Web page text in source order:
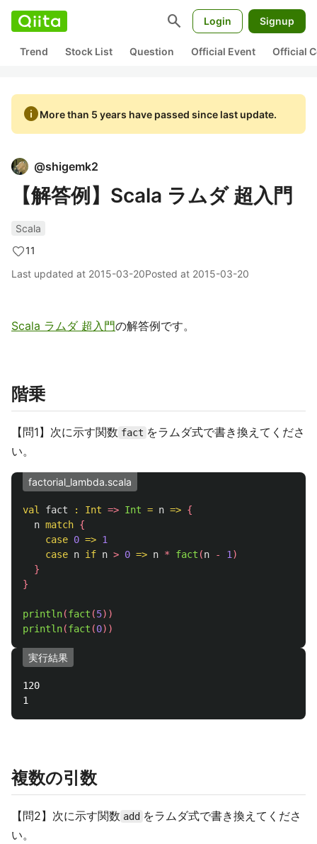
search Login Signup
Trend Stock List Question Official Event Official
infoMore than 5 years have passed since last update.
@shigemk2
【解答例】Scala ラムダ 超入門
Scala
11
Last updated at 2015-03-20Posted at 2015-03-20
Scala ラムダ 超入門の解答例です。
階乗
【問1】次に示す関数 fact をラムダ式で書き換えてくださ
い。
factorial_lambda.scala
val fact : Int => Int = n => {
n match {
case 0 => 1
case n if n > 0 => n * fact (n - 1 )
}
}
println(fact (5))
println(fact (0))
実行結果
120
複数の引数
【問2】次に示す関数 add をラムダ式で書き換えてくださ
い。